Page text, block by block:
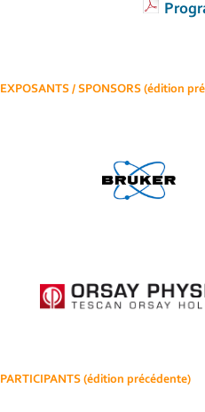
EXPOSANTS / SPONSORS (édition
PARTICIPANTS (édition précédente)